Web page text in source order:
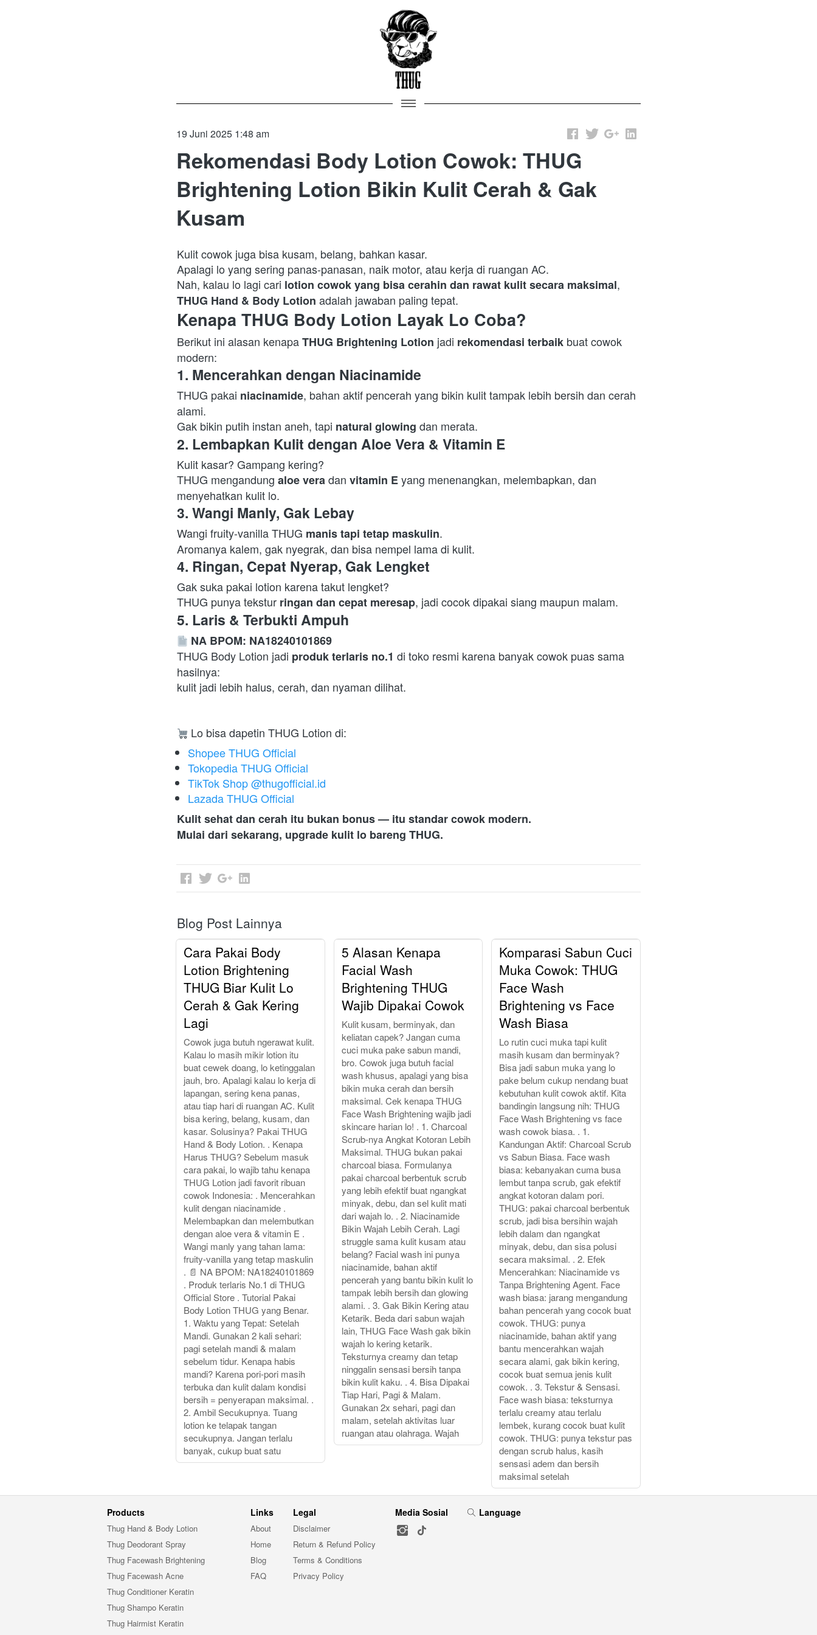
19 Juni 2025 1:48 am
Rekomendasi Body Lotion Cowok: THUG
Brightening Lotion Bikin Kulit Cerah & Gak
Kusam
Kulit cowok juga bisa kusam, belang, bahkan kasar.
Apalagi lo yang sering panas-panasan, naik motor, atau kerja di ruangan AC.
Nah, kalau lo lagi cari lotion cowok yang bisa cerahin dan rawat kulit secara maksimal
THUG Hand & Body Lotion adalah jawaban paling tepat.
Kenapa THUG Body Lotion Layak Lo Coba?
Berikut ini alasan kenapa THUG Brightening Lotion jadi rekomendasi terbaik buat cowok
modern:
1. Mencerahkan dengan Niacinamide
THUG pakai niacinamide, bahan aktif pencerah yang bikin kulit tampak lebih bersih dan cerah
alami.
Gak bikin putih instan aneh, tapi natural glowing dan merata.
2. Lembapkan Kulit dengan Aloe Vera & Vitamin E
Kulit kasar? Gampang kering?
THUG mengandung aloe vera dan vitamin E yang menenangkan, melembapkan, dan
menyehatkan kulit lo.
3. Wangi Manly, Gak Lebay
Wangi fruity-vanilla THUG manis tapi tetap maskulin.
Aromanya kalem, gak nyegrak, dan bisa nempel lama di kulit.
4. Ringan, Cepat Nyerap, Gak Lengket
Gak suka pakai lotion karena takut lengket?
THUG punya tekstur ringan dan cepat meresap, jadi cocok dipakai siang maupun malam.
5. Laris & Terbukti Ampuh
NA BPOM: NA18240101869
THUG Body Lotion jadi produk terlaris no.1 di toko resmi karena banyak cowok puas sama
hasilnya:
kulit jadi lebih halus, cerah, dan nyaman dilihat.
Lo bisa dapetin THUG Lotion di:
Shopee THUG Official
Tokopedia THUG Official
TikTok Shop @thugofficial.id
Lazada THUG Official
Kulit sehat dan cerah itu bukan bonus — itu standar cowok modern.
Mulai dari sekarang, upgrade kulit lo bareng THUG.
Blog Post Lainnya
Cara Pakai Body
Lotion Brightening
THUG Biar Kulit Lo
Cerah & Gak Kering
Lagi
Cowok juga butuh ngerawat kulit.
Kalau lo masih mikir lotion itu
buat cewek doang, lo ketinggalan
jauh, bro. Apalagi kalau lo kerja di
lapangan, sering kena panas,
atau tiap hari di ruangan AC. Kulit
bisa kering, belang, kusam, dan
kasar. Solusinya? Pakai THUG
Hand & Body Lotion. . Kenapa
Harus THUG? Sebelum masuk
cara pakai, lo wajib tahu kenapa
THUG Lotion jadi favorit ribuan
cowok Indonesia: . Mencerahkan
kulit dengan niacinamide .
Melembapkan dan melembutkan
dengan aloe vera & vitamin E .
Wangi manly yang tahan lama:
fruity-vanilla yang tetap maskulin
. 📄 NA BPOM: NA18240101869
. Produk terlaris No.1 di THUG
Official Store . Tutorial Pakai
Body Lotion THUG yang Benar.
1. Waktu yang Tepat: Setelah
Mandi. Gunakan 2 kali sehari:
pagi setelah mandi & malam
sebelum tidur. Kenapa habis
mandi? Karena pori-pori masih
terbuka dan kulit dalam kondisi
bersih = penyerapan maksimal. .
2. Ambil Secukupnya. Tuang
lotion ke telapak tangan
secukupnya. Jangan terlalu
banyak, cukup buat satu
5 Alasan Kenapa
Facial Wash
Brightening THUG
Wajib Dipakai Cowok
Kulit kusam, berminyak, dan
keliatan capek? Jangan cuma
cuci muka pake sabun mandi,
bro. Cowok juga butuh facial
wash khusus, apalagi yang bisa
bikin muka cerah dan bersih
maksimal. Cek kenapa THUG
Face Wash Brightening wajib jadi
skincare harian lo! . 1. Charcoal
Scrub-nya Angkat Kotoran Lebih
Maksimal. THUG bukan pakai
charcoal biasa. Formulanya
pakai charcoal berbentuk scrub
yang lebih efektif buat ngangkat
minyak, debu, dan sel kulit mati
dari wajah lo. . 2. Niacinamide
Bikin Wajah Lebih Cerah. Lagi
struggle sama kulit kusam atau
belang? Facial wash ini punya
niacinamide, bahan aktif
pencerah yang bantu bikin kulit lo
tampak lebih bersih dan glowing
alami. . 3. Gak Bikin Kering atau
Ketarik. Beda dari sabun wajah
lain, THUG Face Wash gak bikin
wajah lo kering ketarik.
Teksturnya creamy dan tetap
ninggalin sensasi bersih tanpa
bikin kulit kaku. . 4. Bisa Dipakai
Tiap Hari, Pagi & Malam.
Gunakan 2x sehari, pagi dan
malam, setelah aktivitas luar
ruangan atau olahraga. Wajah
Komparasi Sabun Cuci
Muka Cowok: THUG
Face Wash
Brightening vs Face
Wash Biasa
Lo rutin cuci muka tapi kulit
masih kusam dan berminyak?
Bisa jadi sabun muka yang lo
pake belum cukup nendang buat
kebutuhan kulit cowok aktif. Kita
bandingin langsung nih: THUG
Face Wash Brightening vs face
wash cowok biasa. . 1.
Kandungan Aktif: Charcoal Scrub
vs Sabun Biasa. Face wash
biasa: kebanyakan cuma busa
lembut tanpa scrub, gak efektif
angkat kotoran dalam pori.
THUG: pakai charcoal berbentuk
scrub, jadi bisa bersihin wajah
lebih dalam dan ngangkat
minyak, debu, dan sisa polusi
secara maksimal. . 2. Efek
Mencerahkan: Niacinamide vs
Tanpa Brightening Agent. Face
wash biasa: jarang mengandung
bahan pencerah yang cocok buat
cowok. THUG: punya
niacinamide, bahan aktif yang
bantu mencerahkan wajah
secara alami, gak bikin kering,
cocok buat semua jenis kulit
cowok. . 3. Tekstur & Sensasi.
Face wash biasa: teksturnya
terlalu creamy atau terlalu
lembek, kurang cocok buat kulit
cowok. THUG: punya tekstur pas
dengan scrub halus, kasih
sensasi adem dan bersih
maksimal setelah
Products
Thug Hand & Body Lotion
Thug Deodorant Spray
Thug Facewash Brightening
Thug Facewash Acne
Thug Conditioner Keratin
Thug Shampo Keratin
Thug Hairmist Keratin
Links
About
Home
Blog
FAQ
Legal
Disclaimer
Return & Refund Policy
Terms & Conditions
Privacy Policy
Media Sosial Language